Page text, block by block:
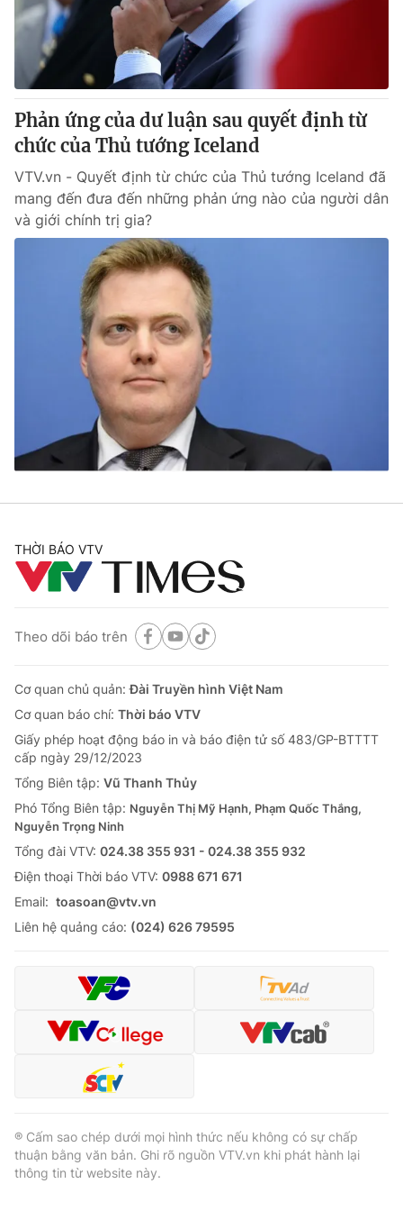
Sản phẩm
Thị trường
Tư vấn
Lịch phát sóng
Chuyên mục khác
Emagazine Podcast
Photo Infographic
Shorts video
VTV Money VTV Thể thao
VTV Sức khoẻ Bất động sản
Thị trường 24h Tấm lòng Việt
VTV4 Vươn mình bằng AI
Liên hệ tòa soạn English
Theo dõi báo trên
Cơ quan chủ quản: Đài Truyền hình Việt Nam
Cơ quan báo chí:Thời báo VTV
Giấy phép hoạt động báo in và báo điện tử số 483/GP-BTTTT
cấp ngày 29/12/2023
Tổng Biên tập:Vũ Thanh Thủy
Phó Tổng Biên tập: Nguyễn Thị Mỹ Hạnh, Phạm Quốc Thắng,
Ðiện thoại Thời báo VTV:
Email:toasoan@vtv.vn
Liên hệ quảng cáo:024-7300.7108
Phản ứng của dư luận sau quyết định từ
chức của Thủ tướng Iceland
VTV.vn - Quyết định từ chức của Thủ tướng Iceland đã
mang đến đưa đến những phản ứng nào của người dân
và giới chính trị gia?
THỜI BÁO VTV
Theo dõi báo trên
Cơ quan chủ quản:Đài Truyền hình Việt Nam
Cơ quan báo chí: Thời báo VTV
Giấy phép hoạt động báo in và báo điện tử số 483/GP-BTTTT
cấp ngày 29/12/2023
Tổng Biên tập: Vũ Thanh Thủy
Phó Tổng Biên tập: Nguyễn Thị Mỹ Hạnh, Phạm Quốc Thắng,
Nguyễn Trọng Ninh
Tổng đài VTV: 024.38 355 931 - 024.38 355 932
Ðiện thoại Thời báo VTV: 0988 671 671
Email: toasoan@vtv.vn
Liên hệ quảng cáo: (024) 626 79595
® Cấm sao chép dưới mọi hình thức nếu không có sự chấp
thuận bằng văn bản. Ghi rõ nguồn VTV.vn khi phát hành lại
thông tin từ website này.